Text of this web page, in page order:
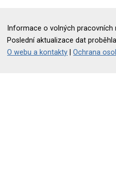
Informace o volných pracovních
Poslední aktualizace dat
O webu a kontakty |Ochrana